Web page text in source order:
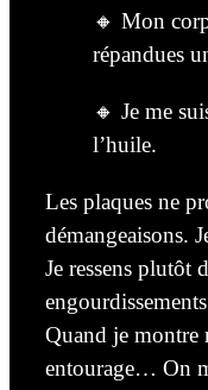
🔸 Mon
répandues
🔸 Je me
l’huile.
Les plaques ne
démangeaisons.
Je ressens plutôt
Quand je montre
entourage… On